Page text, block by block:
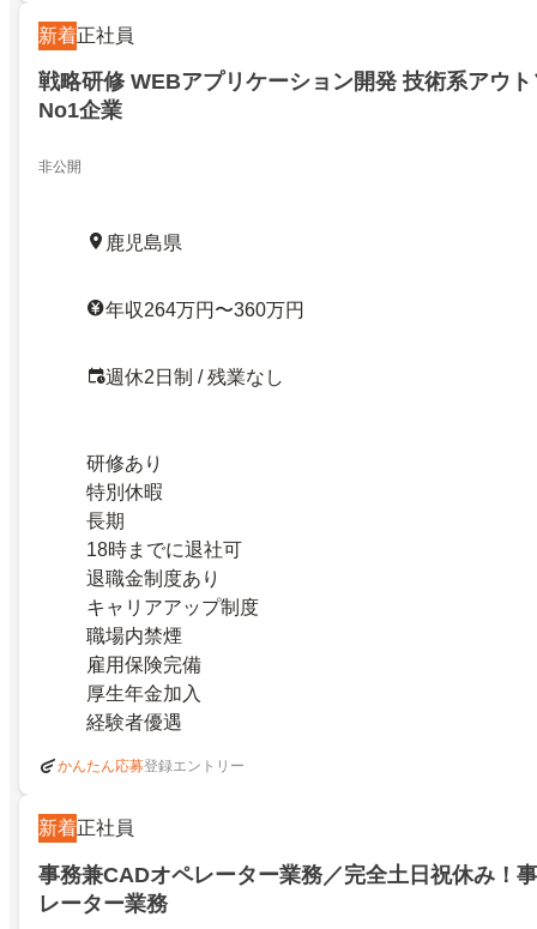
新着正社員
戦略研修 WEBアプリケーション開発 技術系アウ
No1企業
非​​公​​開
鹿児島県
年収264万円〜360万円
週休2日制 / 残業なし
研修あり
特別休暇
長期
18時までに退社可
退職金制度あり
キャリアアップ制度
職場内禁煙
雇用保険完備
厚生年金加入
経験者優遇
かんたん応募登録エントリー
新着正社員
事務兼CADオペレーター業務／完全土日祝休み！
レーター業務